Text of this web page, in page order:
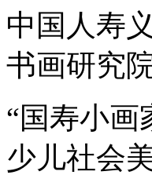
中国人寿
书画研究
“国寿小画
少儿社会